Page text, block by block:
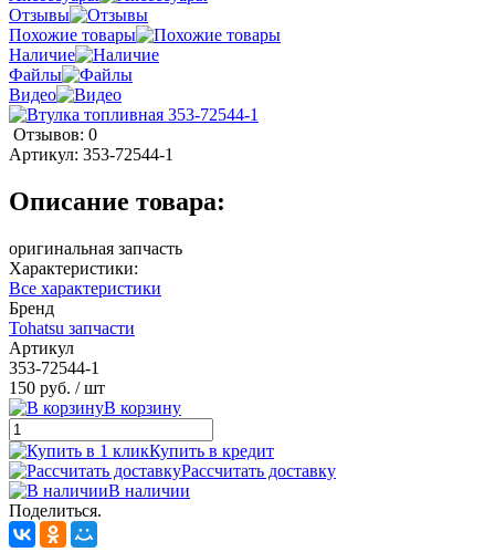
Отзывы
Похожие товары
Наличие
Файлы
Видео
Отзывов: 0
Артикул: 353-72544-1
Описание товара:
оригинальная запчасть
Характеристики:
Все характеристики
Бренд
Tohatsu запчасти
Артикул
353-72544-1
150 руб. / шт
В корзину
Купить в кредит
Рассчитать доставку
В наличии
Поделиться.